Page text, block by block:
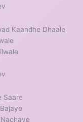
Kaandhe Dhaale
Saare